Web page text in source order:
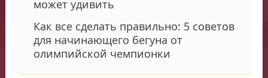
может удивить
Как все сделать правильно: 5 советов
для начинающего бегуна от
олимпийской чемпионки